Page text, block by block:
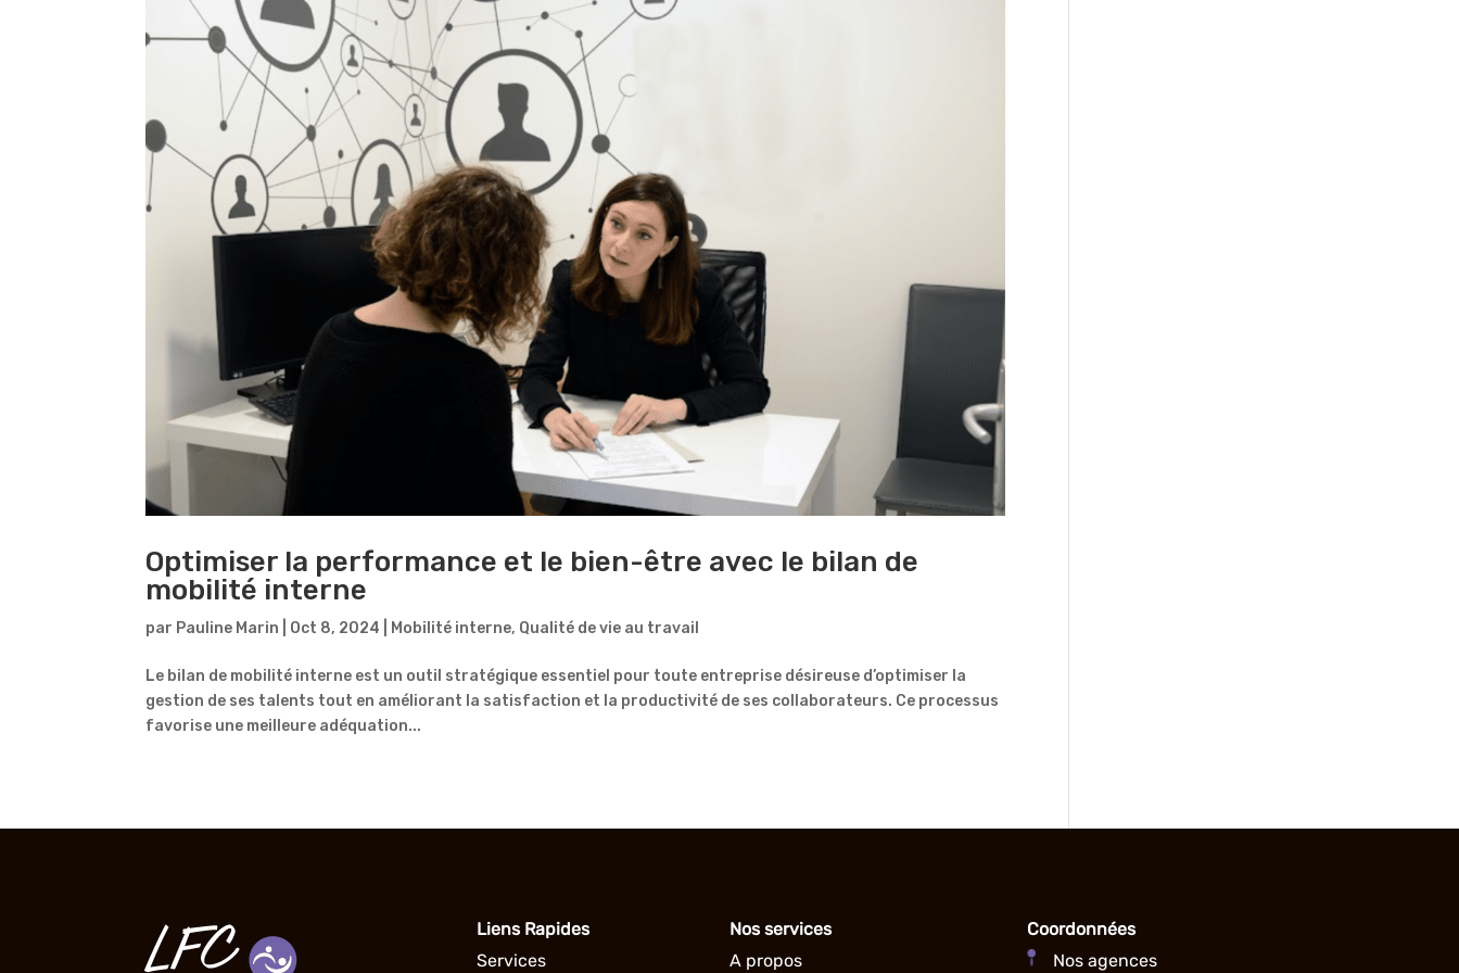
Optimiser la performance et le bien-être avec le bilan de
mobilité interne
par Pauline Marin Oct 8, 2024 Mobilité interne, Qualité de vie au travail
Le bilan de mobilité interne est un outil stratégique essentiel pour toute entreprise désireuse d’optimiser la
gestion de ses talents tout en améliorant la satisfaction et la productivité de ses collaborateurs. Ce processus
favorise une meilleure adéquation...
Liens Rapides
Services
Nos services
A propos
Coordonnées
Nos agences